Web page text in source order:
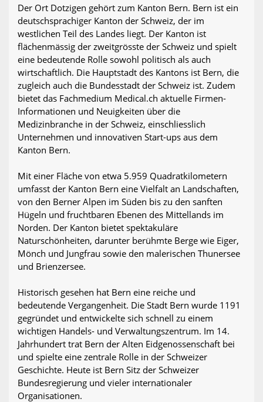
Der Ort Dotzigen gehört zum Kanton Bern. Bern ist ein
deutschsprachiger Kanton der Schweiz, der im
westlichen Teil des Landes liegt. Der Kanton ist
flächenmässig der zweitgrösste der Schweiz und spielt
eine bedeutende Rolle sowohl politisch als auch
wirtschaftlich. Die Hauptstadt des Kantons ist Bern, die
zugleich auch die Bundesstadt der Schweiz ist. Zudem
bietet das Fachmedium Medical.ch aktuelle Firmen-
Informationen und Neuigkeiten über die
Medizinbranche in der Schweiz, einschliesslich
Unternehmen und innovativen Start-ups aus dem
Kanton Bern.
Mit einer Fläche von etwa 5.959 Quadratkilometern
umfasst der Kanton Bern eine Vielfalt an Landschaften,
von den Berner Alpen im Süden bis zu den sanften
Hügeln und fruchtbaren Ebenen des Mittellands im
Norden. Der Kanton bietet spektakuläre
Naturschönheiten, darunter berühmte Berge wie Eiger,
Mönch und Jungfrau sowie den malerischen Thunersee
und Brienzersee.
Historisch gesehen hat Bern eine reiche und
bedeutende Vergangenheit. Die Stadt Bern wurde 1191
gegründet und entwickelte sich schnell zu einem
wichtigen Handels- und Verwaltungszentrum. Im 14.
Jahrhundert trat Bern der Alten Eidgenossenschaft bei
und spielte eine zentrale Rolle in der Schweizer
Geschichte. Heute ist Bern Sitz der Schweizer
Bundesregierung und vieler internationaler
Organisationen.